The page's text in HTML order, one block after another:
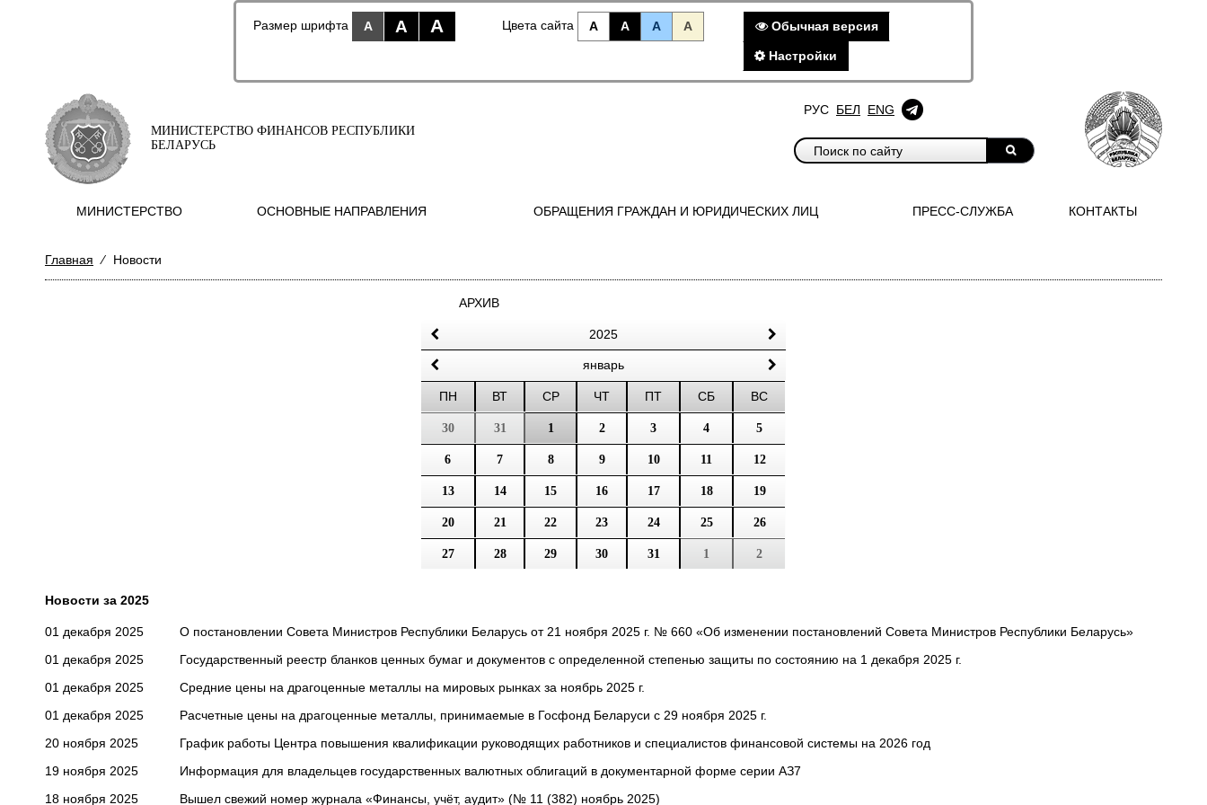
Размер шрифта A A A Цвета сайта A A A A Обычная версия
Настройки
МИНИСТЕРСТВО ФИНАНСОВ РЕСПУБЛИКИ
БЕЛАРУСЬ
РУС БЕЛ ENG
МИНИСТЕРСТВО ОСНОВНЫЕ НАПРАВЛЕНИЯ ОБРАЩЕНИЯ ГРАЖДАН И ЮРИДИЧЕСКИХ ЛИЦ ПРЕСС-СЛУЖБА КОНТАКТЫ
Главная ⁄ Новости
АРХИВ
2025
январь
ПН ВТ СР ЧТ ПТ СБ ВС
30 31 1 2 3 4 5
6 7 8 9 10 11 12
13 14 15 16 17 18 19
20 21 22 23 24 25 26
27 28 29 30 31 1 2
Новости за 2025
01 декабря 2025
О постановлении Совета Министров Республики Беларусь от 21 ноября 2025 г. № 660 «Об изменении постановлений Совета Министров Республики Беларусь»
01 декабря 2025
Государственный реестр бланков ценных бумаг и документов с определенной степенью защиты по состоянию на 1 декабря 2025 г.
01 декабря 2025
Средние цены на драгоценные металлы на мировых рынках за ноябрь 2025 г.
01 декабря 2025
Расчетные цены на драгоценные металлы, принимаемые в Госфонд Беларуси c 29 ноября 2025 г.
20 ноября 2025
График работы Центра повышения квалификации руководящих работников и специалистов финансовой системы на 2026 год
19 ноября 2025
Информация для владельцев государственных валютных облигаций в документарной форме серии АЗ7
18 ноября 2025
Вышел свежий номер журнала «Финансы, учёт, аудит» (№ 11 (382) ноябрь 2025)